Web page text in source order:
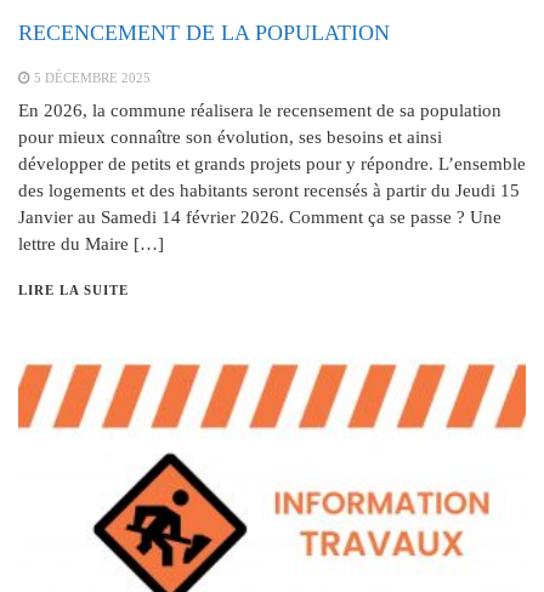
RECENCEMENT DE LA POPULATION
5 DÉCEMBRE 2025
En 2026, la commune réalisera le recensement de sa population
pour mieux connaître son évolution, ses besoins et ainsi
développer de petits et grands projets pour y répondre. L’ensemble
des logements et des habitants seront recensés à partir du Jeudi 15
Janvier au Samedi 14 février 2026. Comment ça se passe ? Une
lettre du Maire […]
LIRE LA SUITE